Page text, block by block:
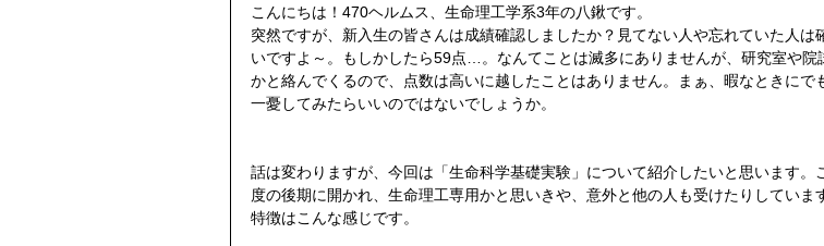
こんにちは！470ヘルムス、生命理工学系3年の八鍬です。
突然ですが、新入生の皆さんは成績確認しましたか？見てない人や忘れていた人は
いですよ～。もしかしたら59点…。なんてことは滅多にありませんが、研究室や院
かと絡んでくるので、点数は高いに越したことはありません。まぁ、暇なときにで
一憂してみたらいいのではないでしょうか。
話は変わりますが、今回は「生命科学基礎実験」について紹介したいと思います。
度の後期に開かれ、生命理工専用かと思いきや、意外と他の人も受けたりしていま
特徴はこんな感じです。